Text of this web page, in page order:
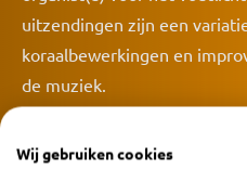
uitzendingen zijn een
koraalbewerkingen en
de muziek.
Wij gebruiken cookies